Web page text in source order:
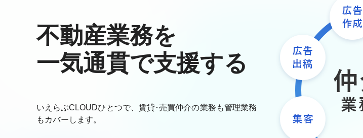
不動産業務を
一気通貫で支援する
いえらぶCLOUDひとつで、賃貸･売買仲介の業務も管理業務
もカバーします。